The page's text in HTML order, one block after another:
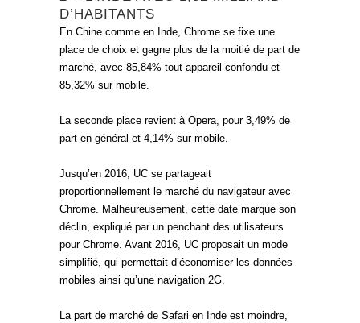
D’HABITANTS
En Chine comme en Inde, Chrome se fixe une
place de choix et gagne plus de la moitié de part de
marché, avec 85,84% tout appareil confondu et
85,32% sur mobile.
La seconde place revient à Opera, pour 3,49% de
part en général et 4,14% sur mobile.
Jusqu’en 2016, UC se partageait
proportionnellement le marché du navigateur avec
Chrome. Malheureusement, cette date marque son
déclin, expliqué par un penchant des utilisateurs
pour Chrome. Avant 2016, UC proposait un mode
simplifié, qui permettait d’économiser les données
mobiles ainsi qu’une navigation 2G.
La part de marché de Safari en Inde est moindre,